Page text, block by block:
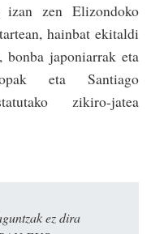
izan zen Elizondoko
hainbat ekitaldi
japoniarrak eta
eta Santiago
zikiro-jatea
ez dira